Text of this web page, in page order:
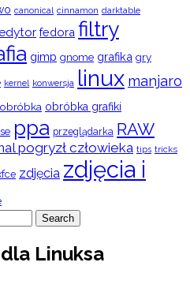
canonical cinnamon darktable
edytor fedora filtry
gimp gnome grafika gry
kernel konwersja linux manjaro
obróbka obróbka grafiki
ppa przeglądarka RAW
pogryzł człowieka tips tricks
zdjęcia zdjęcia i
Search
Linuksa